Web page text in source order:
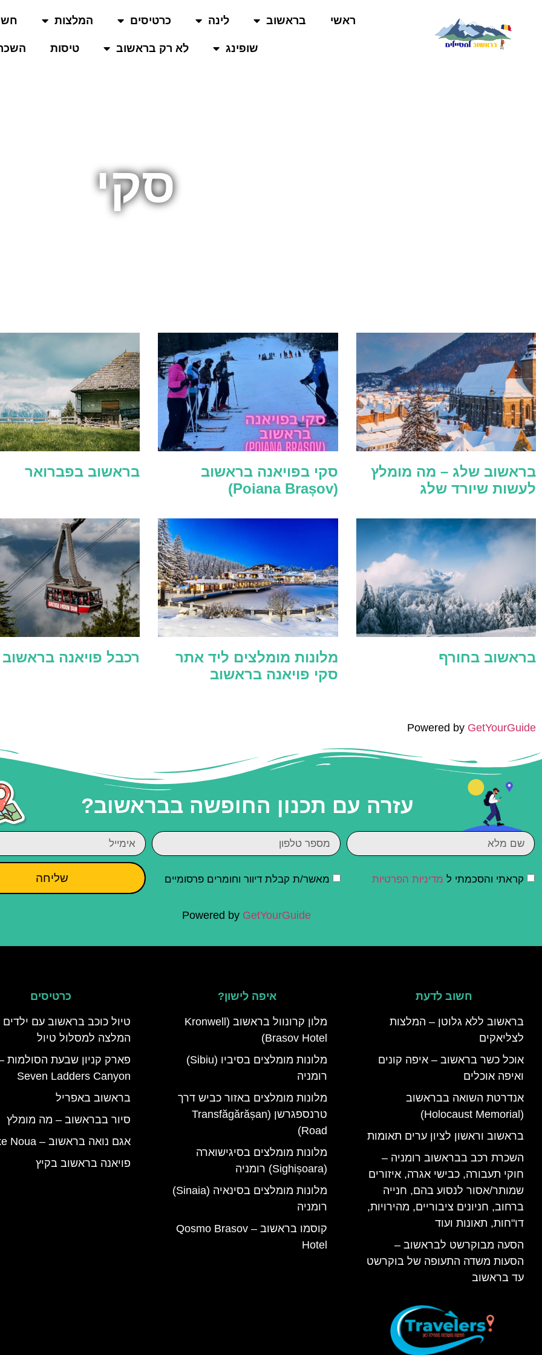
ראשי בראשוב לינה כרטיסים המלצות
שופינג לא רק בראשוב טיסות
סקי
בראשוב שלג – מה מומלץ
לעשות שיורד שלג
סקי בפויאנה בראשוב
(Poiana Brașov)
בראשוב בפברואר
בראשוב בחורף
מלונות מומלצים ליד אתר
סקי פויאנה בראשוב
רכבל פויאנה בראשוב
Powered by GetYourGuide
עזרה עם תכנון החופשה בבראשוב?
קראתי והסכמתי ל מדיניות הפרטיות מאשר/ת קבלת דיוור וחומרים פרסומיים שליחה
Powered by GetYourGuide
חשוב לדעת
בראשוב ללא גלוטן – המלצות
לצליאקים
אוכל כשר בראשוב – איפה קונים
ואיפה אוכלים
אנדרטת השואה בבראשוב
(Holocaust Memorial)
בראשוב וראשון לציון ערים תאומות
השכרת רכב בבראשוב רומניה –
חוקי תעבורה, כבישי אגרה, איזורים
שמותר/אסור לנסוע בהם, חנייה
ברחוב, חניונים ציבוריים, מהירויות,
דו"חות, תאונות ועוד
הסעה מבוקרשט לבראשוב –
הסעות משדה התעופה של בוקרשט
עד בראשוב
איפה לישון?
מלון קרונוול בראשוב (Kronwell
Brasov Hotel)
מלונות מומלצים בסיביו (Sibiu)
רומניה
מלונות מומלצים באזור כביש דרך
טרנספגרשן (Transfăgărășan
Road)
מלונות מומלצים בסיגישוארה
(Sighișoara) רומניה
מלונות מומלצים בסינאיה (Sinaia)
רומניה
קוסמו בראשוב – Qosmo Brasov
Hotel
כרטיסים
טיול כוכב בראשוב עם ילדים
המלצה למסלול טיול
פארק קניון שבעת הסולמות
Seven Ladders Canyon
בראשוב באפריל
סיור בבראשוב – מה מומלץ
אגם נואה בראשוב – ‪Lake Noua‬
פויאנה בראשוב בקיץ